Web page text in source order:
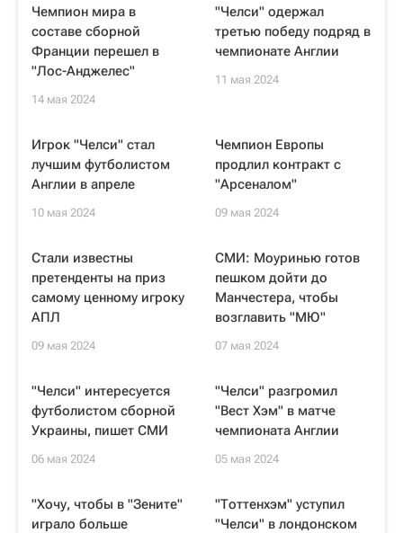
Чемпион мира в
составе сборной
Франции перешел в
"Лос-Анджелес"
14 мая 2024
"Челси" одержал
третью победу подряд в
чемпионате Англии
11 мая 2024
Игрок "Челси" стал
лучшим футболистом
Англии в апреле
10 мая 2024
Чемпион Европы
продлил контракт с
"Арсеналом"
09 мая 2024
Стали известны
претенденты на приз
самому ценному игроку
АПЛ
09 мая 2024
СМИ: Моуринью готов
пешком дойти до
Манчестера, чтобы
возглавить "МЮ"
07 мая 2024
"Челси" интересуется
футболистом сборной
Украины, пишет СМИ
06 мая 2024
"Челси" разгромил
"Вест Хэм" в матче
чемпионата Англии
05 мая 2024
"Хочу, чтобы в "Зените"
играло больше
"Тоттенхэм" уступил
"Челси" в лондонском